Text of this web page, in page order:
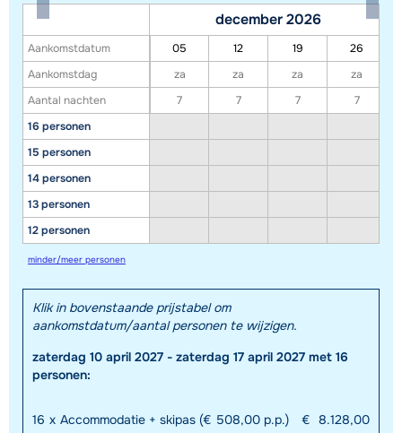
Deze kaart geeft een indicatie van de ligging van onze accommodaties. De
Aankomstdatum
Aankomstdag
Aantal nachten
16 personen
15 personen
14 personen
13 personen
12 personen
december 2026
05 12 19
26
za
za za
za
7
7 7 7
minder/meer personen
Klik in bovenstaande prijstabel om
aankomstdatum/aantal personen te wijzigen.
zaterdag 10 april 2027 - zaterdag 17 april 2027 met 16
personen:
16 x Accommodatie + skipas (€ 508,00 p.p.) € 8.128,00